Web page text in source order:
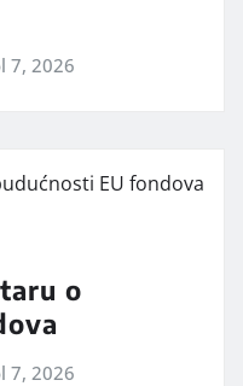
7, 2026
o
7, 2026